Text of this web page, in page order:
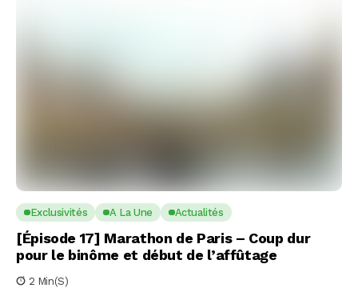
Exclusivités A La Une Actualités
[Épisode 17] Marathon de Paris – Coup dur
pour le binôme et début de l’affûtage
2 Min(s)